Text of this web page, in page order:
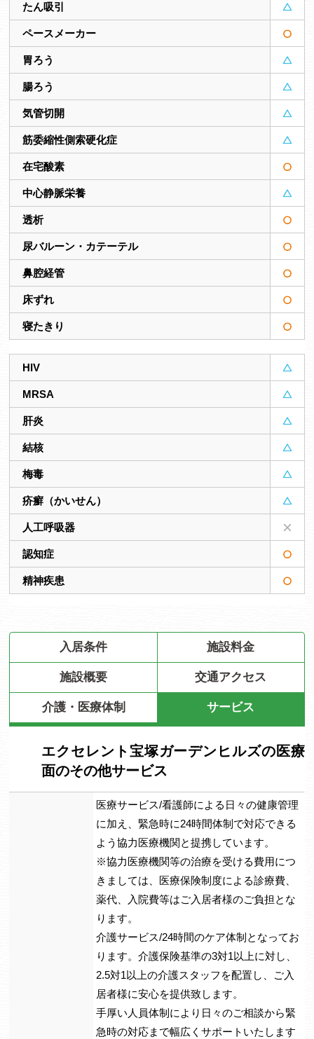
たん吸引
ペースメーカー
胃ろう
腸ろう
気管切開
筋委縮性側索硬化症
在宅酸素
中心静脈栄養
透析
尿バルーン・カテーテル
鼻腔経管
床ずれ
寝たきり
HIV
MRSA
肝炎
結核
梅毒
疥癬（かいせん）
人工呼吸器
認知症
精神疾患
入居条件 施設料金
施設概要 交通アクセス
介護・医療体制 サービス
エクセレント宝塚ガーデンヒルズの医療
面のその他サービス
医療サービス/看護師による日々の健康管理
に加え、緊急時に24時間体制で対応できる
よう協力医療機関と提携しています。
※協力医療機関等の治療を受ける費用につ
きましては、医療保険制度による診療費、
薬代、入院費等はご入居者様のご負担とな
ります。
介護サービス/24時間のケア体制となってお
ります。介護保険基準の3対1以上に対し、
2.5対1以上の介護スタッフを配置し、ご入
居者様に安心を提供致します。
手厚い人員体制により日々のご相談から緊
急時の対応まで幅広くサポートいたします